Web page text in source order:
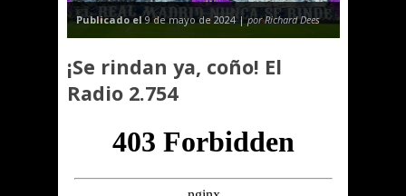
Publicado el9 de mayo de 2024 |por Richard Dees
¡Se rindan ya, coño! El
Radio 2.754